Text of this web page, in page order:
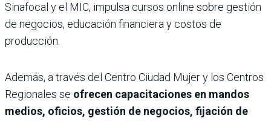
Sinafocal y el MIC, impulsa cursos online sobre gestión
de negocios, educación financiera y costos de
producción.
Además, a través del Centro Ciudad Mujer y los Centros
Regionales se ofrecen capacitaciones en mandos
medios, oficios, gestión de negocios, fijación de